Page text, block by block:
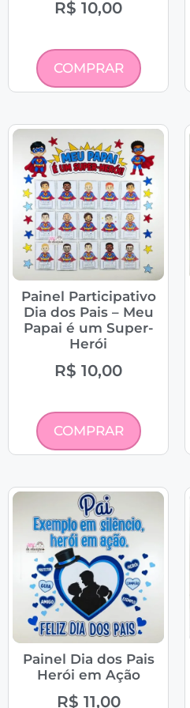
R$ 10,00
COMPRAR
Painel Participativo
Dia dos Pais – Meu
Papai é um Super-
Herói
R$ 10,00
COMPRAR
Painel Dia dos Pais
Herói em Ação
R$ 11,00